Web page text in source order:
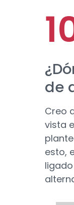
de
Creo
vista
esto,